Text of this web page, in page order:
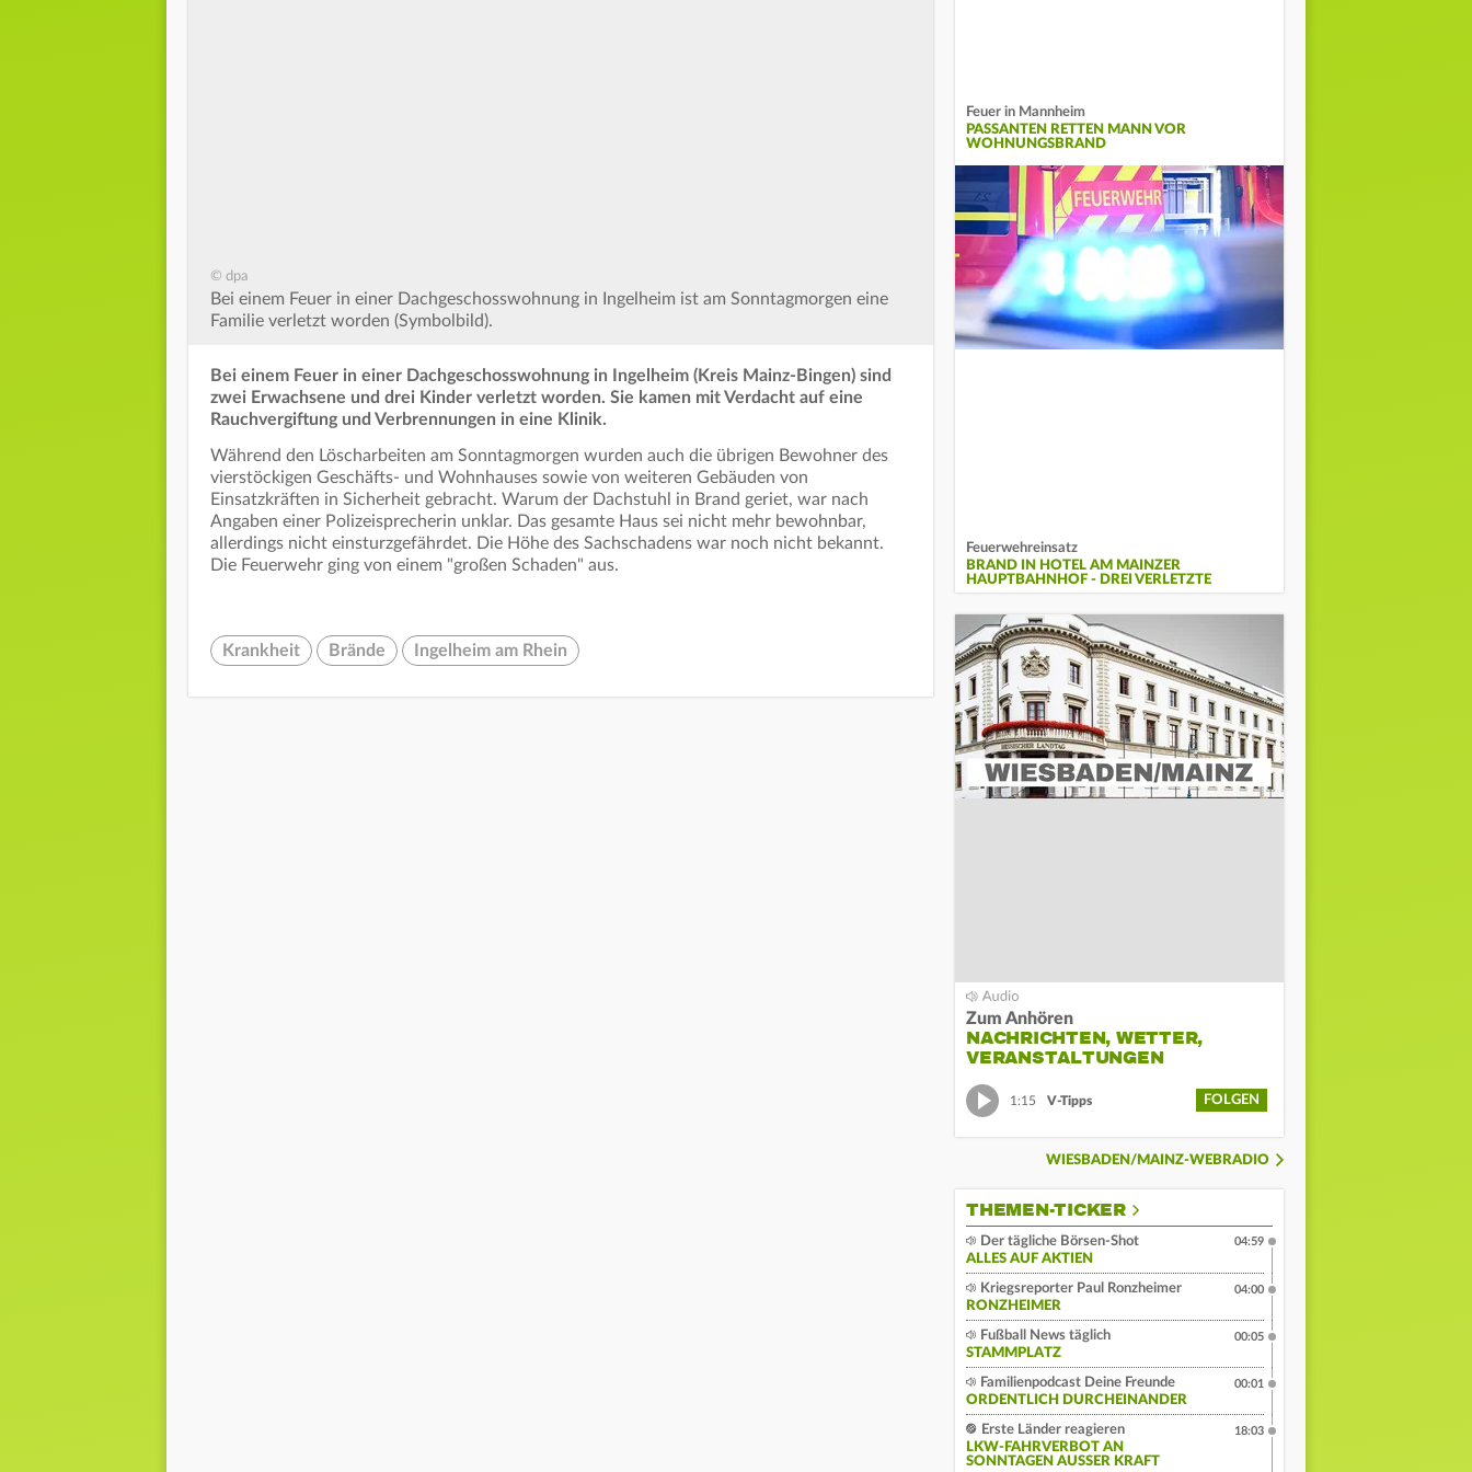
© dpa
Bei einem Feuer in einer Dachgeschosswohnung in Ingelheim ist am Sonntagmorgen eine
Familie verletzt worden (Symbolbild).
Bei einem Feuer in einer Dachgeschosswohnung in Ingelheim (Kreis Mainz-Bingen) sind
zwei Erwachsene und drei Kinder verletzt worden. Sie kamen mit Verdacht auf eine
Rauchvergiftung und Verbrennungen in eine Klinik.
Während den Löscharbeiten am Sonntagmorgen wurden auch die übrigen Bewohner des
vierstöckigen Geschäfts- und Wohnhauses sowie von weiteren Gebäuden von
Einsatzkräften in Sicherheit gebracht. Warum der Dachstuhl in Brand geriet, war nach
Angaben einer Polizeisprecherin unklar. Das gesamte Haus sei nicht mehr bewohnbar,
allerdings nicht einsturzgefährdet. Die Höhe des Sachschadens war noch nicht bekannt.
Die Feuerwehr ging von einem "großen Schaden" aus.
Krankheit Brände Ingelheim am Rhein
Feuer in Mannheim
PASSANTEN RETTEN MANN VOR
WOHNUNGSBRAND
Feuerwehreinsatz
BRAND IN HOTEL AM MAINZER
HAUPTBAHNHOF - DREI VERLETZTE
Zum Anhören
NACHRICHTEN, WETTER,
VERANSTALTUNGEN
1:15 V-Tipps FOLGEN
WIESBADEN/MAINZ-WEBRADIO
THEMEN-TICKER
Der tägliche Börsen-Shot
ALLES AUF AKTIEN
04:59
Kriegsreporter Paul Ronzheimer
RONZHEIMER
04:00
Fußball News täglich
STAMMPLATZ
00:05
Familienpodcast Deine Freunde
ORDENTLICH DURCHEINANDER
00:01
Erste Länder reagieren
LKW-FAHRVERBOT AN
SONNTAGEN AUSSER KRAFT
18:03